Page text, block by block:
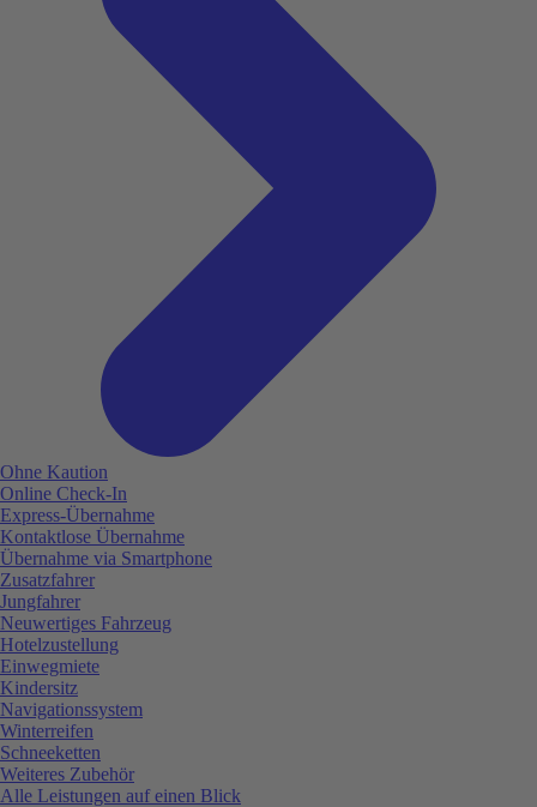
Ohne Kaution
Online Check-In
Express-Übernahme
Kontaktlose Übernahme
Übernahme via Smartphone
Zusatzfahrer
Jungfahrer
Neuwertiges Fahrzeug
Hotelzustellung
Einwegmiete
Kindersitz
Navigationssystem
Winterreifen
Schneeketten
Weiteres Zubehör
Alle Leistungen auf einen Blick